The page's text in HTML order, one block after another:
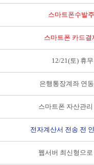
스마트폰수발
스마트폰 카드결
12/21(토) 휴
은행통장계좌 연
스마트폰 자산관
전자계산서 전송 전
웹서버 최신형으